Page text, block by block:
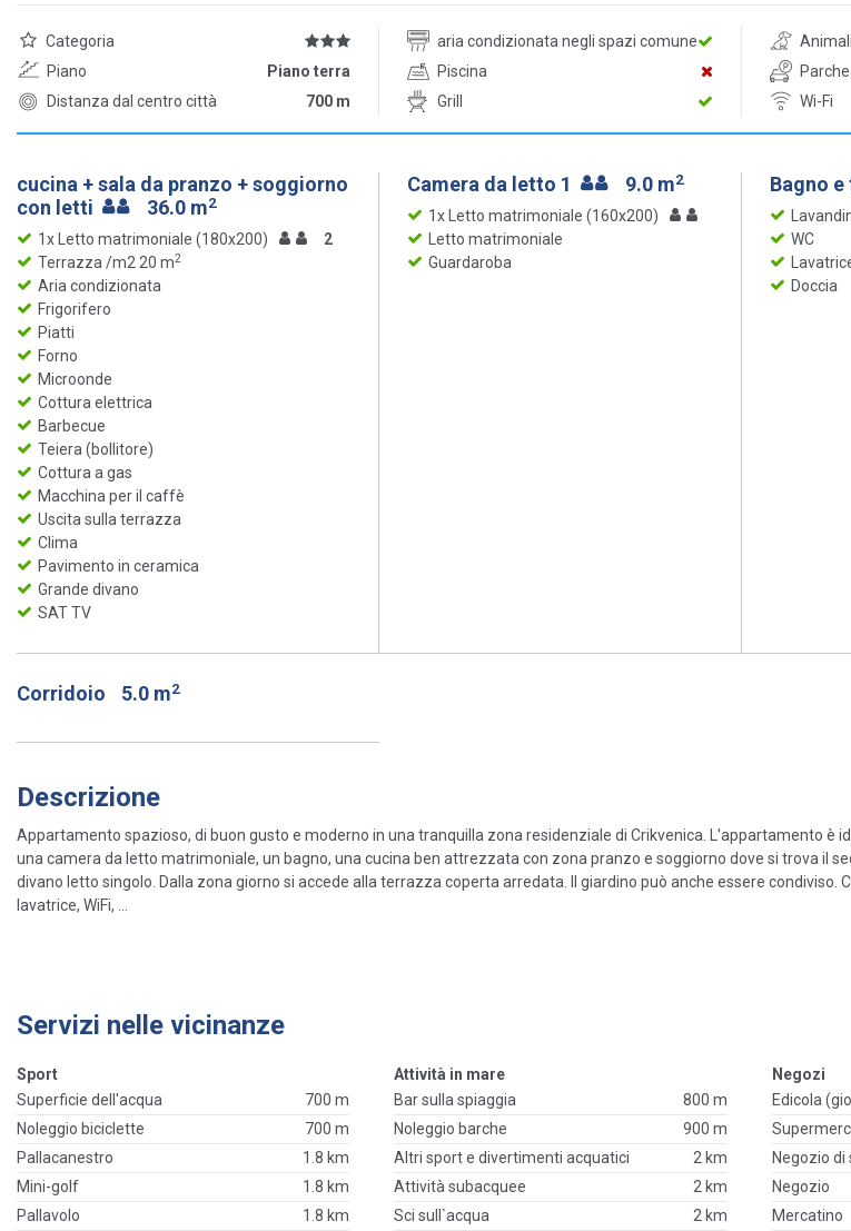
Categoria aria condizionata negli spazi comune
Piano
Piano terra Piscina
Distanza dal centro città
700 m Grill Wi-Fi
cucina + sala da pranzo + soggiorno
con letti
36.0 m2
1x Letto matrimoniale (180x200)
2
Terrazza /m2 20 m2
Aria condizionata
Frigorifero
Piatti
Forno
Microonde
Cottura elettrica
Barbecue
Teiera (bollitore)
Cottura a gas
Macchina per il caffè
Uscita sulla terrazza
Clima
Pavimento in ceramica
Grande divano
SAT TV
Camera da letto 1 9.0 m2
1x Letto matrimoniale (160x200)
Letto matrimoniale
Guardaroba
Bagno
WC
Doccia
Corridoio 5.0 m2
Descrizione
Appartamento spazioso, di buon gusto e moderno in una tranquilla zona residenziale di Crikvenica. L'appartamento è
una camera da letto matrimoniale, un bagno, una cucina ben attrezzata con zona pranzo e soggiorno dove si trova il
divano letto singolo. Dalla zona giorno si accede alla terrazza coperta arredata. Il giardino può anche essere condiviso.
lavatrice, WiFi, ...
Servizi nelle vicinanze
Sport
Superficie dell'acqua
700 m
Noleggio biciclette
700 m
Pallacanestro
1.8 km
Mini-golf
1.8 km
Pallavolo
1.8 km
Attività in mare
Bar sulla spiaggia
800 m
Noleggio barche
900 m
Altri sport e divertimenti acquatici
2 km
Attività subacquee
2 km
Sci sull`acqua
2 km
Negozi
Edicola
Negozio di
Negozio
Mercatino